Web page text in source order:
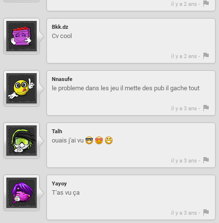
il y a 2 ans -
Bkk.dz
Cv cool
il y a 2 ans -
Nnasufe
le probleme dans les jeu il mette des pub il gache tout
il y a 3 ans -
Talh
ouais j'ai vu
il y a 3 ans -
Yayoy
T'as vu ça
il y a 3 ans -